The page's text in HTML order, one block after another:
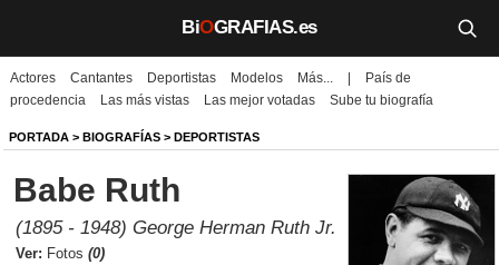
BiOGRAFIAS.es
Biografías
Películas
TV
Música
Actores Cantantes Deportistas Modelos Más...
País de
procedencia
Las más vistas Las mejor votadas Sube tu biografía
PORTADA > BIOGRAFÍAS > DEPORTISTAS
Babe Ruth
(1895 - 1948) George Herman Ruth Jr.
Ver: Fotos (0)